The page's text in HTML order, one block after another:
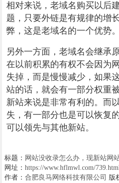
相对来说，老域名购买以后
题，只要外链是有规律的增
弊，这是老域名的一个优势。
另外一方面，老域名会继承
在以前积累的有权不会因为
失掉，而是慢慢减少，如果
站的话，就会有一部分权重
新站来说是非常有利的。而
失，有一部分也是可以恢复
可以领先与其他新站。
标题： 网站没收录怎么办，现新站网
网址： https://www.hflmwl.com/
作者： 合肥良马网络科技有限公司 版